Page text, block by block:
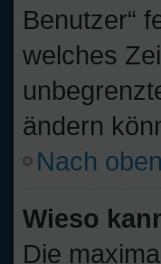
Benutzer“
welches
ändern
Nach oben
Wieso
Die